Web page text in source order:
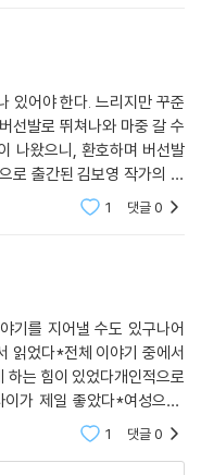
게 된다. 작품 속 인물들은
인간이다. 그런 인간들을
간적이기 때문이 아니라 과
이라고 두루뭉술하게 말하
로 보면 작은 과학적 현상
학의 일부이기에 아름답
아름다울 수 있다. 김보영
히 ‘규칙을 다르게 설정하
하는 경우가 많을 텐데 김보
중 하나만 잘해도 좋은 작가
라고 호명해야 할지 모르겠
곳과 다른 규칙으로 돌아가
’인 상황에서 벌어지는 이야
지 하니 심히 놀랍다. 불화
있어야 한다. 느리지만 꾸준
선발로 뛰쳐나와 마중 갈 수
나왔으니, 환호하며 버선발
로 출간된 김보영 작가의 다
최신작으로 느껴지진 않을
1 댓글0
기를 지어낼 수도 있구나어
읽었다*전체 이야기 중에서
하는 힘이 있었다개인적으로
가 제일 좋았다*여성으로,
하지 않는 점도 역시 좋았다
1 댓글0